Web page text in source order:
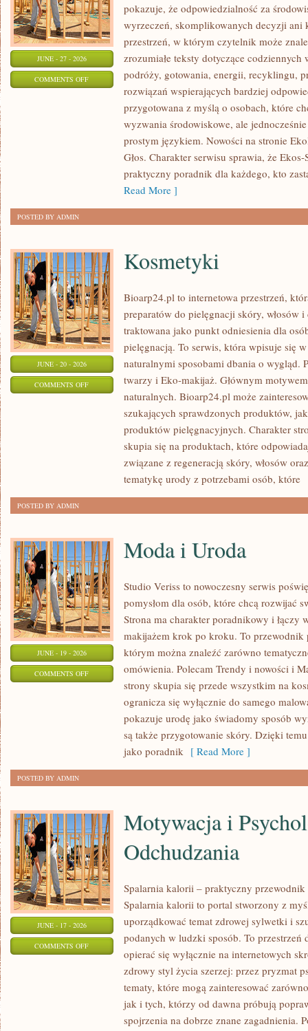
JUNE - 27 - 2026
COMMENTS OFFON
TECHNOLOGIE
pokazuje, że odpowiedzialność za
wyrzeczeń, skomplikowanych decyzji ani
przestrzeń, w którym czytelnik może
zrozumiałe teksty dotyczące
podróży, gotowania, energii, recyklingu,
rozwiązań wspierających bardziej
przygotowana z myślą o osobach, które
wyzwania środowiskowe, ale
prostym językiem. Nowości na stronie
Głos. Charakter serwisu sprawia, że
praktyczny poradnik dla każdego, kto
Read More ]
POSTED BY ADMIN
JUNE - 20 - 2026
COMMENTS OFFON
KOSMETYKI
Kosmetyki
Bioarp24.pl to internetowa przestrzeń,
preparatów do pielęgnacji skóry, włosów i
traktowana jako punkt odniesienia dla
pielęgnacją. To serwis, która wpisuje się
naturalnymi sposobami dbania o wygląd.
twarzy i Eko-makijaż. Głównym
naturalnych. Bioarp24.pl może
szukających sprawdzonych produktów,
produktów pielęgnacyjnych. Charakter
skupia się na produktach, które
związane z regeneracją skóry, włosów
tematykę urody z potrzebami osób, które
POSTED BY ADMIN
JUNE - 19 - 2026
COMMENTS OFFON
Moda i Uroda
Studio Veriss to nowoczesny serwis
pomysłom dla osób, które chcą rozwijać
Strona ma charakter poradnikowy i łączy
makijażem krok po kroku. To
którym można znaleźć zarówno
omówienia. Polecam Trendy i nowości i
strony skupia się przede wszystkim na
ogranicza się wyłącznie do samego
pokazuje urodę jako świadomy sposób
są także przygotowanie skóry. Dzięki
jako poradnik [ Read More ]
POSTED BY ADMIN
JUNE - 17 - 2026
COMMENTS OFFON
MOTYWACJA
Motywacja i
Odchudzania
Spalarnia kalorii – praktyczny
Spalarnia kalorii to portal stworzony z
uporządkować temat zdrowej sylwetki i
podanych w ludzki sposób. To
opierać się wyłącznie na internetowych
zdrowy styl życia szerzej: przez pryzmat
tematy, które mogą zainteresować
jak i tych, którzy od dawna próbują
spojrzenia na dobrze znane zagadnienia.